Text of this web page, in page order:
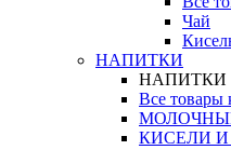
Чай
НАПИТКИ
НАПИТКИ
Все товары
КИСЕЛИ